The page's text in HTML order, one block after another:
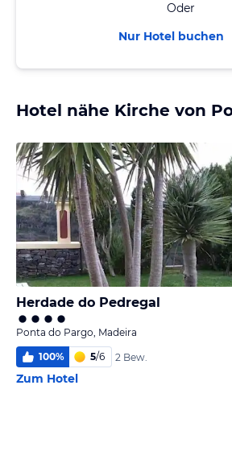
Oder
Nur Hotel buchen
Hotel nähe Kirche von
Herdade do Pedregal
Ponta do Pargo, Madeira
100% 5/6 2 Bew.
Zum Hotel